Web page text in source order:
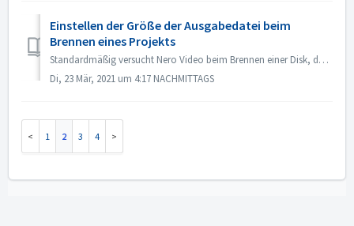
Einstellen der Größe der Ausgabedatei beim
Brennen eines Projekts
Standardmäßig versucht Nero Video beim Brennen einer Disk, den gesamten Platz auf der Disk auszunutzen. Für einige Fälle, in denen Sie keine großformatige ...
Di, 23 Mär, 2021 um 4:17 NACHMITTAGS
1 2 3 4